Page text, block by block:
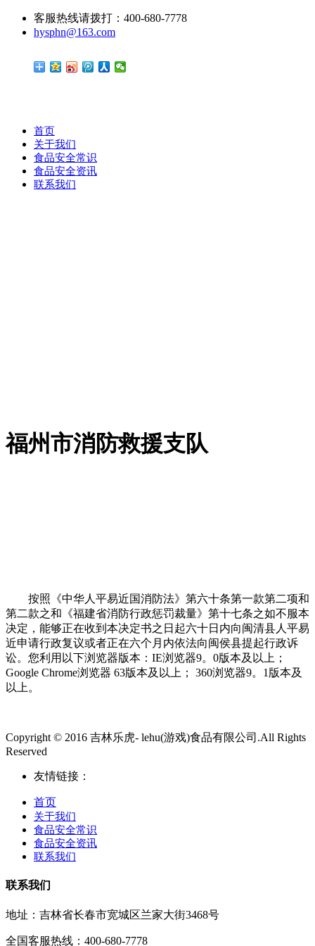
客服热线请拨打：400-680-7778
hysphn@163.com
首页
关于我们
食品安全常识
食品安全资讯
联系我们
福州市消防救援支队
按照《中华人平易近国消防法》第六十条第一款第二项和
第二款之和《福建省消防行政惩罚裁量》第十七条之如不服本
决定，能够正在收到本决定书之日起六十日内向闽清县人平易
近申请行政复议或者正在六个月内依法向闽侯县提起行政诉
讼。您利用以下浏览器版本：IE浏览器9。0版本及以上；
Google Chrome浏览器 63版本及以上； 360浏览器9。1版本及
以上。
Copyright © 2016 吉林乐虎- lehu(游戏)食品有限公司.All Rights
Reserved
友情链接：
首页
关于我们
食品安全常识
食品安全资讯
联系我们
联系我们
地址：吉林省长春市宽城区兰家大街3468号
全国客服热线：400-680-7778